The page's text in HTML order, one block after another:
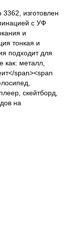
изготовлен
с УФ
и
тонкая и
подходит для
как: металл,
span><span
скейтборд,
на